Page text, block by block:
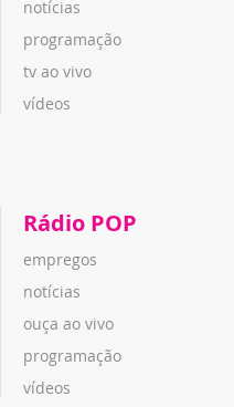
notícias
programação
tv ao vivo
vídeos
Rádio POP
empregos
notícias
ouça ao vivo
programação
vídeos